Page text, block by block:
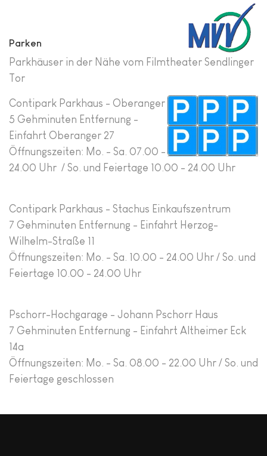
Parken
Parkhäuser in der Nähe vom Filmtheater Sendlinger
Tor
Contipark Parkhaus - Oberanger
5 Gehminuten Entfernung -
Einfahrt Oberanger 27
Öffnungszeiten: Mo. - Sa. 07.00 -
24.00 Uhr / So. und Feiertage 10.00 - 24.00 Uhr
Contipark Parkhaus - Stachus Einkaufszentrum
7 Gehminuten Entfernung - Einfahrt Herzog-
Wilhelm-Straße 11
Öffnungszeiten: Mo. - Sa. 10.00 - 24.00 Uhr / So. und
Feiertage 10.00 - 24.00 Uhr
Pschorr-Hochgarage - Johann Pschorr Haus
7 Gehminuten Entfernung - Einfahrt Altheimer Eck
14a
Öffnungszeiten: Mo. - Sa. 08.00 - 22.00 Uhr / So. und
Feiertage geschlossen